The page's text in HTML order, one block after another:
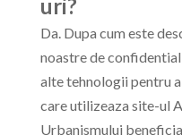
uri?
Da. Dupa cum este
noastre de
alte tehnologii pentru
care utilizeaza site-ul
Urbanismului